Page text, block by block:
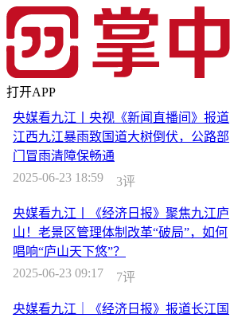
打开APP
央媒看九江丨央视《新闻直播间》报道
江西九江暴雨致国道大树倒伏，公路部
门冒雨清障保畅通
2025-06-23 18:59
3评
央媒看九江丨《经济日报》聚焦九江庐
山！老景区管理体制改革“破局”，如何
唱响“庐山天下悠”？
2025-06-23 09:17
7评
央媒看九江｜《经济日报》报道长江国